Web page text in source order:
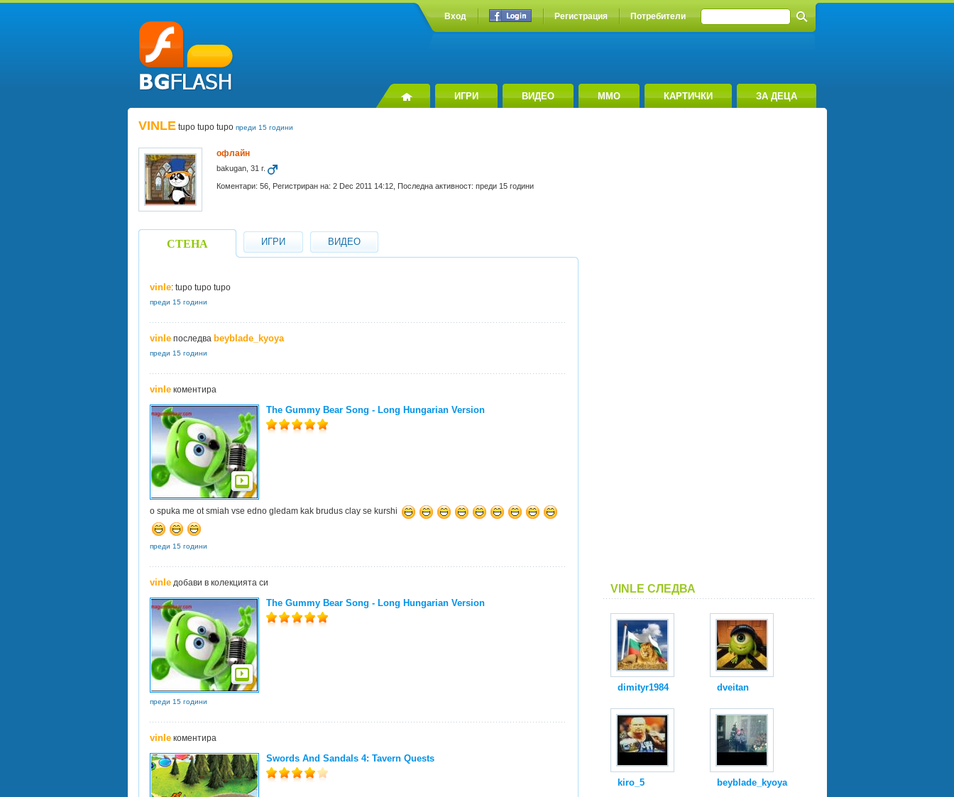
Вход Регистрация Потребители
ИГРИ ВИДЕО MMO КАРТИЧКИ ЗА ДЕЦА
VINLE tupo tupo tupo преди 15 години
офлайн
bakugan, 31 г.
Коментари: 56, Регистриран на: 2 Dec 2011 14:12, Последна активност: преди 15 години
СТЕНА ИГРИ ВИДЕО
vinle: tupo tupo tupo
преди 15 години
vinleпоследва beyblade_kyoya
преди 15 години
vinleкоментира
The Gummy Bear Song - Long Hungarian Version
o spuka me ot smiah vse edno gledam kak brudus clay se kurshi
преди 15 години
vinleдобави в колекцията си
The Gummy Bear Song - Long Hungarian Version
преди 15 години
vinleкоментира
Swords And Sandals 4: Tavern Quests
VINLE СЛЕДВА
dimityr1984 dveitan
kiro_5 beyblade_kyoya